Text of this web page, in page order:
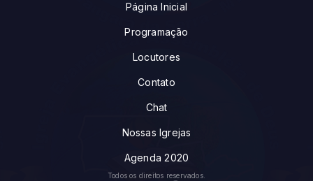
Página Inicial
Programação
Locutores
Contato
Chat
Nossas Igrejas
Agenda 2020
Todos os direitos reservados.